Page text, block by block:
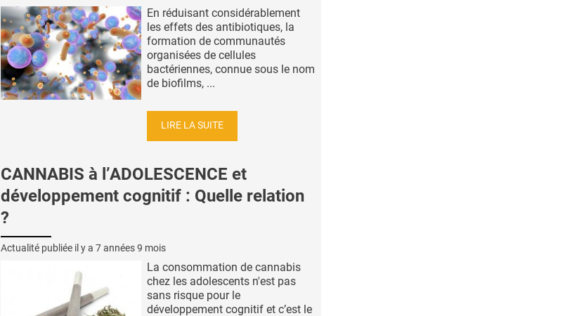
En réduisant considérablement
les effets des antibiotiques, la
formation de communautés
organisées de cellules
bactériennes, connue sous le nom
de biofilms, ...
LIRE LA SUITE
CANNABIS à l’ADOLESCENCE et
développement cognitif : Quelle relation
?
Actualité publiée il y a 7 années 9 mois
La consommation de cannabis
chez les adolescents n'est pas
sans risque pour le
développement cognitif et c’est le